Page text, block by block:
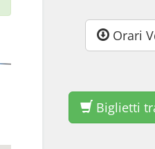
Orari
Biglietti